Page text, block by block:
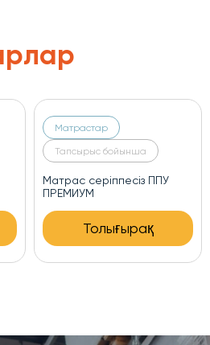
Матрастар
Тапсырыс бойынша
Матрас серіппесіз ППУ
ПРЕМИУМ
Толығырақ